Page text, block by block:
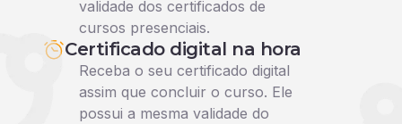
validade dos certificados de
cursos presenciais.
Certificado digital na hora
Receba o seu certificado digital
assim que concluir o curso. Ele
possui a mesma validade do